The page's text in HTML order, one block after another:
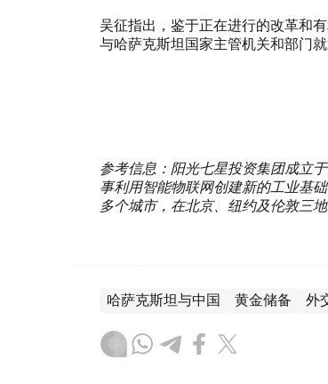
吴征指出，鉴于正在进行的改革和
与哈萨克斯坦国家主管机关和部门
参考信息：阳光七星投资集团成立
事利用智能物联网创建新的工业基
多个城市，在北京、纽约及伦敦三地
哈萨克斯坦与中国 黄金储备 外